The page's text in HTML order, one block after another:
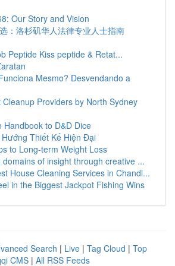
Our Story and Vision
：洛杉矶华人法律专业人士指南
Peptide Kiss peptide & Retat...
Mesmo? Desvendando a
Cleanup Providers by North Sydney
Handbook to D&D Dice
Thiết Kế Hiện Đại
to Long-term Weight Loss
domains of insight through creative ...
House Cleaning Services in Chandl...
in the Biggest Jackpot Fishing Wins
Search | Live | Tag Cloud | Top
CMS | All RSS Feeds